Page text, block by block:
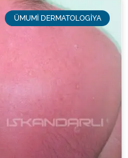
ÜMUMI DERMATOLOGIYA